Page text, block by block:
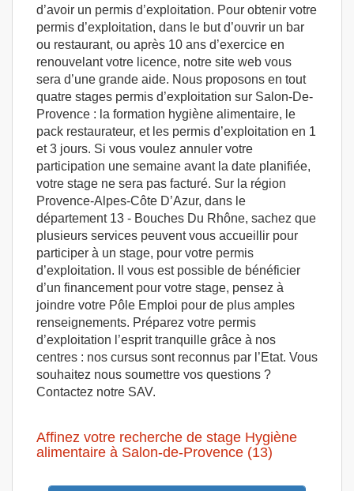
d’avoir un permis d’exploitation. Pour obtenir votre
permis d’exploitation, dans le but d’ouvrir un bar
ou restaurant, ou après 10 ans d’exercice en
renouvelant votre licence, notre site web vous
sera d’une grande aide. Nous proposons en tout
quatre stages permis d’exploitation sur Salon-De-
Provence : la formation hygiène alimentaire, le
pack restaurateur, et les permis d’exploitation en 1
et 3 jours. Si vous voulez annuler votre
participation une semaine avant la date planifiée,
votre stage ne sera pas facturé. Sur la région
Provence-Alpes-Côte D’Azur, dans le
département 13 - Bouches Du Rhône, sachez que
plusieurs services peuvent vous accueillir pour
participer à un stage, pour votre permis
d’exploitation. Il vous est possible de bénéficier
d’un financement pour votre stage, pensez à
joindre votre Pôle Emploi pour de plus amples
renseignements. Préparez votre permis
d’exploitation l’esprit tranquille grâce à nos
centres : nos cursus sont reconnus par l’Etat. Vous
souhaitez nous soumettre vos questions ?
Contactez notre SAV.
Affinez votre recherche de stage Hygiène
alimentaire à Salon-de-Provence (13)